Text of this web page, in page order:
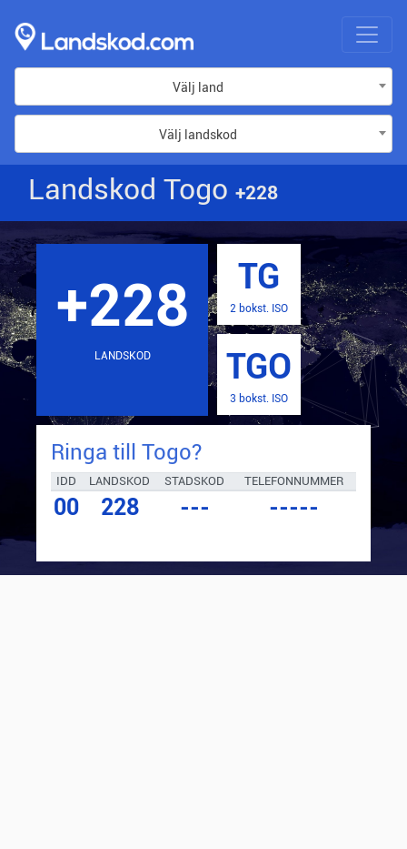
Välj land
Välj landskod
Landskod Togo +228
+228
LANDSKOD
TG
2 bokst. ISO
TGO
3 bokst. ISO
Ringa till Togo?
IDD LANDSKOD STADSKOD TELEFONNUMMER
00 228 --- -----